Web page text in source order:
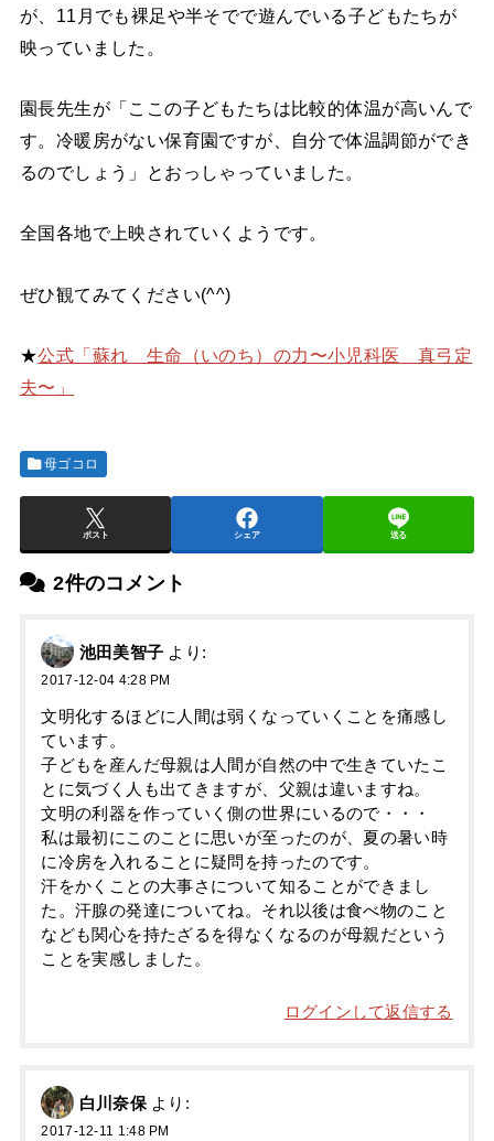
が、11月でも裸足や半そでで遊んでいる子どもたちが
映っていました。
園長先生が「ここの子どもたちは比較的体温が高いんで
す。冷暖房がない保育園ですが、自分で体温調節ができ
るのでしょう」とおっしゃっていました。
全国各地で上映されていくようです。
ぜひ観てみてください(^^)
★公式「蘇れ 生命（いのち）の力〜小児科医 真弓定
夫〜」
母ゴコロ
ポスト シェア 送る
2件のコメント
池田美智子 より:
2017-12-04 4:28 PM
文明化するほどに人間は弱くなっていくことを痛感し
ています。
子どもを産んだ母親は人間が自然の中で生きていたこ
とに気づく人も出てきますが、父親は違いますね。
文明の利器を作っていく側の世界にいるので・・・
私は最初にこのことに思いが至ったのが、夏の暑い時
に冷房を入れることに疑問を持ったのです。
汗をかくことの大事さについて知ることができまし
た。汗腺の発達についてね。それ以後は食べ物のこと
なども関心を持たざるを得なくなるのが母親だという
ことを実感しました。
ログインして返信する
白川奈保 より:
2017-12-11 1:48 PM